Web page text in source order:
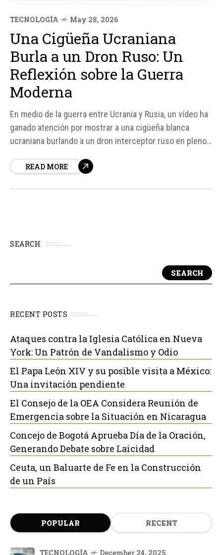
TECNOLOGÍA May 28, 2026
Una Cigüeña Ucraniana
Burla a un Dron Ruso: Un
Reflexión sobre la Guerra
Moderna
En medio de la guerra entre Ucrania y Rusia, un vídeo ha
ganado atención por mostrar a una cigüeña blanca
ucraniana burlando a un dron interceptor ruso en pleno
refleja una realidad más profunda sobre la guerra
READ MORE
SEARCH
SEARCH
RECENT POSTS
Ataques contra la Iglesia Católica en Nueva
York: Un Patrón de Vandalismo y Odio
El Papa León XIV y su posible visita a México:
Una invitación pendiente
El Consejo de la OEA Considera Reunión de
Emergencia sobre la Situación en Nicaragua
Concejo de Bogotá Aprueba Día de la Oración,
Generando Debate sobre Laicidad
Ceuta, un Baluarte de Fe en la Construcción
de un País
POPULAR RECENT
TECNOLOGÍA December 24, 2025